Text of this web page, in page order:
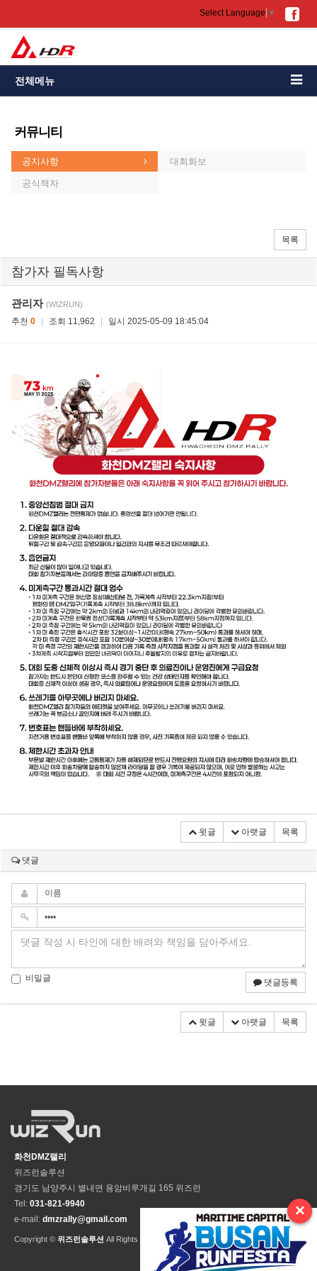
Select Language ▼
전체메뉴
커뮤니티
공지사항 대회화보
공식책자
목록
참가자 필독사항
관리자 (WIZRUN)
추천 0 조회 11,962 일시 2025-05-09 18:45:04
윗글 아랫글 목록
댓글
비밀글 댓글등록
윗글 아랫글 목록
화천DMZ랠리
위즈런솔루션
경기도 남양주시 별내면 용암비루개길 165 위즈런
Tel: 031-821-9940
e-mail: dmzrally@gmail.com
Copyright © 위즈런솔루션 All Rights Reseved.
×